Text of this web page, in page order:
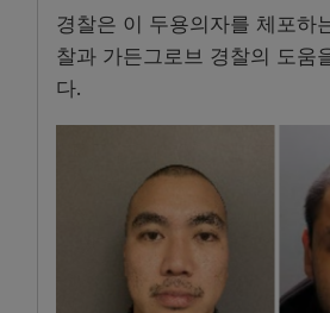
경찰은 이 두용의자를 체포하
찰과 가든그로브 경찰의 도움
다.